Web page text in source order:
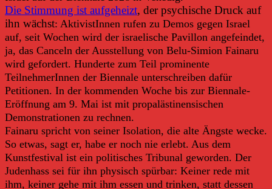
Die Stimmung ist aufgeheizt, der psychische Druck auf
ihn wächst: AktivistInnen rufen zu Demos gegen Israel
auf, seit Wochen wird der israelische Pavillon angefeindet,
ja, das Canceln der Ausstellung von Belu-Simion Fainaru
wird gefordert. Hunderte zum Teil prominente
TeilnehmerInnen der Biennale unterschreiben dafür
Petitionen. In der kommenden Woche bis zur Biennale-
Eröffnung am 9. Mai ist mit propalästinensischen
Demonstrationen zu rechnen.
Fainaru spricht von seiner Isolation, die alte Ängste wecke.
So etwas, sagt er, habe er noch nie erlebt. Aus dem
Kunstfestival ist ein politisches Tribunal geworden. Der
Judenhass sei für ihn physisch spürbar: Keiner rede mit
ihm, keiner gehe mit ihm essen und trinken, statt dessen